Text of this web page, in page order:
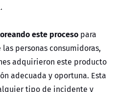
este proceso para
personas consumidoras,
adquirieron este producto
adecuada y oportuna. Esta
tipo de incidente y